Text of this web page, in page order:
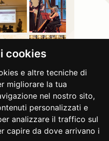
cookies
e altre tecniche di
migliorare la tua
nel nostro sito,
personalizzati e
analizzare il traffico sul
capire da dove arrivano i